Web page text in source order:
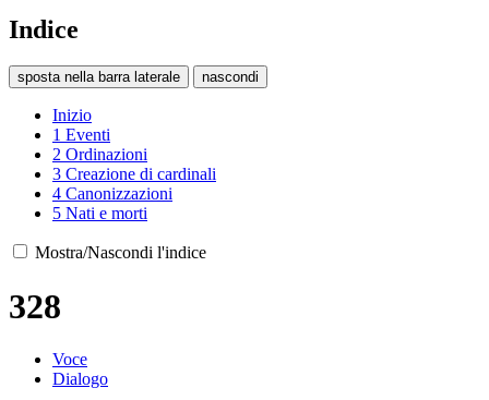
Indice
sposta nella barra laterale nascondi
Inizio
1 Eventi
2 Ordinazioni
3 Creazione di cardinali
4 Canonizzazioni
5 Nati e morti
Mostra/Nascondi l'indice
328
Voce
Dialogo